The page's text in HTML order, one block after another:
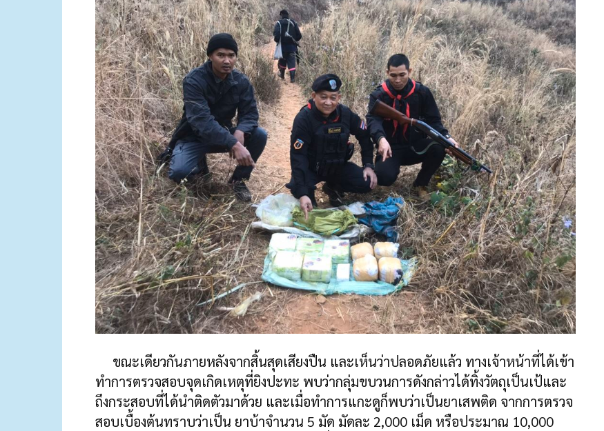
ขณะเดียวกันภายหลังจากสิ้นสุดเสียงปืน และเห็นว่าปลอดภัยแล้ว ทางเจ้าหน้าที่ได้เข้า
ทำการตรวจสอบจุดเกิดเหตุที่ยิงปะทะ พบว่ากลุ่มขบวนการดังกล่าวได้ทิ้งวัตถุเป็นเป้และ
ถึงกระสอบที่ได้นำติดตัวมาด้วย และเมื่อทำการแกะดูก็พบว่าเป็นยาเสพติด จากการตรวจ
สอบเบื้องต้นทราบว่าเป็น ยาบ้าจำนวน 5 มัด มัดละ 2,000 เม็ด หรือประมาณ 10,000